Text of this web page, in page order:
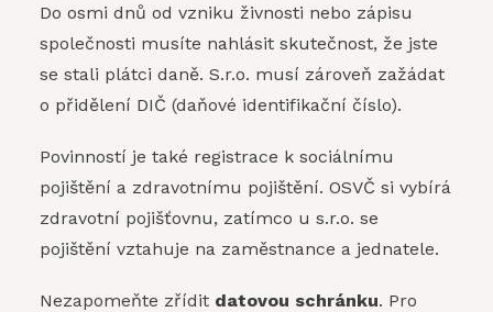
Do osmi dnů od vzniku živnosti nebo zápisu
společnosti musíte nahlásit skutečnost, že jste
se stali plátci daně. S.r.o. musí zároveň zažádat
o přidělení DIČ (daňové identifikační číslo).
Povinností je také registrace k sociálnímu
pojištění a zdravotnímu pojištění. OSVČ si vybírá
zdravotní pojišťovnu, zatímco u s.r.o. se
pojištění vztahuje na zaměstnance a jednatele.
Nezapomeňte zřídit datovou schránku. Pro